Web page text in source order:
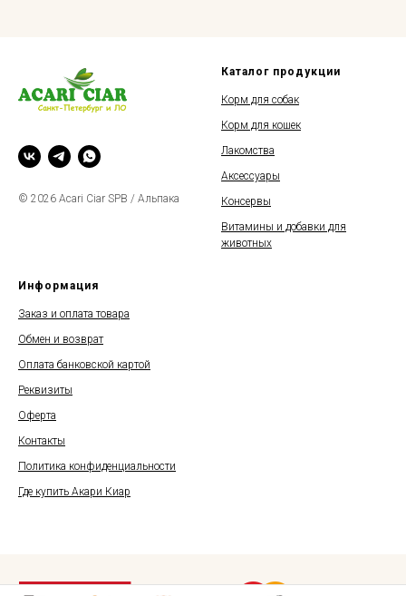
© 2026 Acari Ciar SPB / Альпака
Каталог продукции
Корм для собак
Корм для кошек
Лакомства
Аксессуары
Консервы
Витамины и добавки для
животных
Информация
Заказ и оплата товара
Обмен и возврат
Оплата банковской картой
Реквизиты
Оферта
Контакты
Политика конфиденциальности
Где купить Акари Киар